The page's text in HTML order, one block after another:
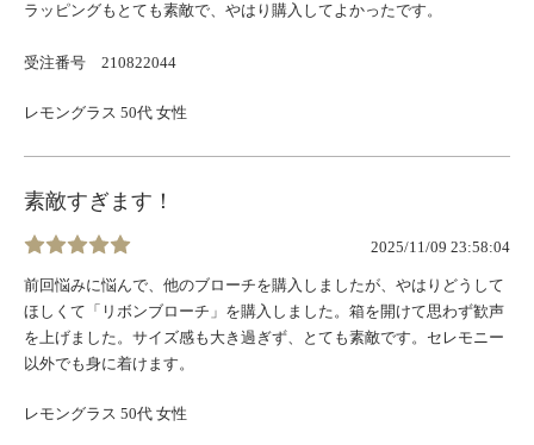
ラッピングもとても素敵で、やはり購入してよかったです。
受注番号 210822044
レモングラス 50代 女性
素敵すぎます！
2025/11/09 23:58:04
前回悩みに悩んで、他のブローチを購入しましたが、やはりどうして
ほしくて「リボンブローチ」を購入しました。箱を開けて思わず歓声
を上げました。サイズ感も大き過ぎず、とても素敵です。セレモニー
以外でも身に着けます。
レモングラス 50代 女性